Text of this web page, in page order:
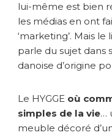
lui-même est bien
les médias en ont
‘marketing’. Mais
parle du sujet dans
danoise d’origine
Le HYGGE où
simples de la vie…
meuble décoré